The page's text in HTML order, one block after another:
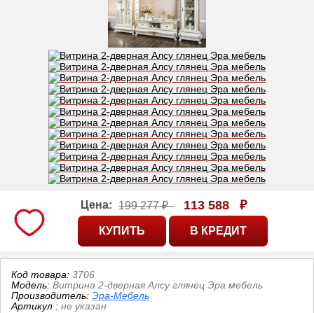
Цена: 199 277 ₽ 113 588 ₽
Код товара: 3706
Модель: Витрина 2-дверная Алсу глянец Эра мебель
Производитель: Эра-Мебель
Артикул : не указан